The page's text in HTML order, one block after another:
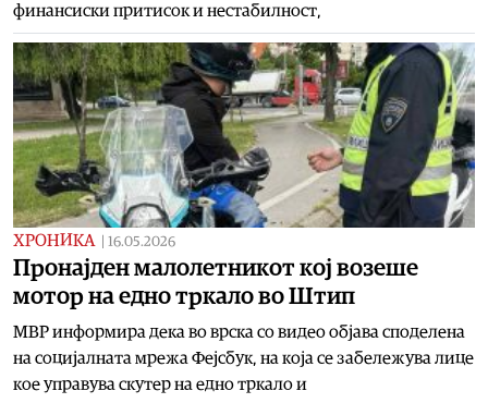
финансиски притисок и нестабилност,
ХРОНИКА 16.05.2026
Пронајден малолетникот кој возеше
мотор на едно тркало во Штип
МВР информира дека во врска со видео објава споделена
на социјалната мрежа Фејсбук, на која се забележува лице
кое управува скутер на едно тркало и